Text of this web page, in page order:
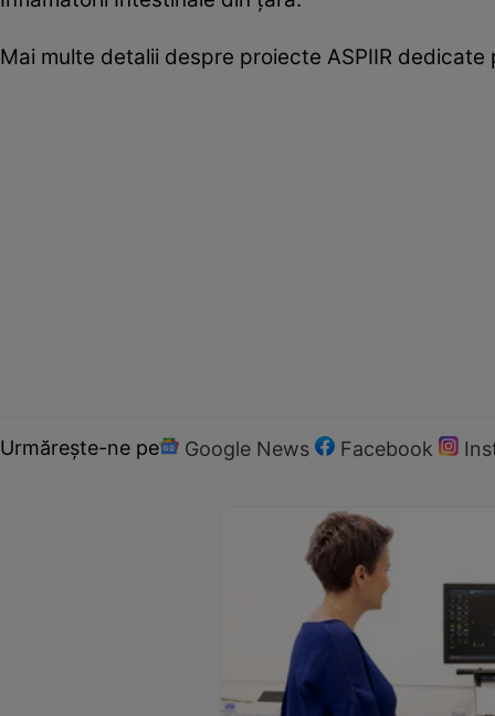
Mai multe detalii despre proiecte ASPIIR
Urmărește-ne pe Google News Facebook